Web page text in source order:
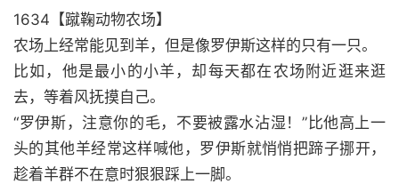
1634【蹴鞠动物农场】
农场上经常能见到羊，但是像罗伊斯这样的只有一只。
比如，他是最小的小羊，却每天都在农场附近逛来逛
去，等着风抚摸自己。
“罗伊斯，注意你的毛，不要被露水沾湿！”比他高上一
头的其他羊经常这样喊他，罗伊斯就悄悄把蹄子挪开，
趁着羊群不在意时狠狠踩上一脚。